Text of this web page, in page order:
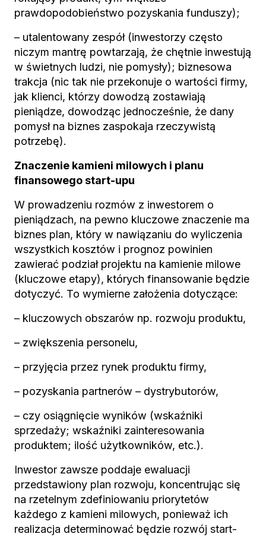
prawdopodobieństwo pozyskania funduszy);
– utalentowany zespół (inwestorzy często
niczym mantrę powtarzają, że chętnie inwestują
w świetnych ludzi, nie pomysły); biznesowa
trakcja (nic tak nie przekonuje o wartości firmy,
jak klienci, którzy dowodzą zostawiają
pieniądze, dowodząc jednocześnie, że dany
pomysł na biznes zaspokaja rzeczywistą
potrzebę).
Znaczenie kamieni milowych i planu
finansowego start-upu
W prowadzeniu rozmów z inwestorem o
pieniądzach, na pewno kluczowe znaczenie ma
biznes plan, który w nawiązaniu do wyliczenia
wszystkich kosztów i prognoz powinien
zawierać podział projektu na kamienie milowe
(kluczowe etapy), których finansowanie będzie
dotyczyć. To wymierne założenia dotyczące:
– kluczowych obszarów np. rozwoju produktu,
– zwiększenia personelu,
– przyjęcia przez rynek produktu firmy,
– pozyskania partnerów – dystrybutorów,
– czy osiągnięcie wyników (wskaźniki
sprzedaży; wskaźniki zainteresowania
produktem; ilość użytkowników, etc.).
Inwestor zawsze poddaje ewaluacji
przedstawiony plan rozwoju, koncentrując się
na rzetelnym zdefiniowaniu priorytetów
każdego z kamieni milowych, ponieważ ich
realizacja determinować będzie rozwój start-